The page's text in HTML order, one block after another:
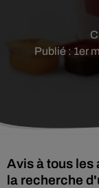
Publié : 1er
Avis à tous les
la recherche